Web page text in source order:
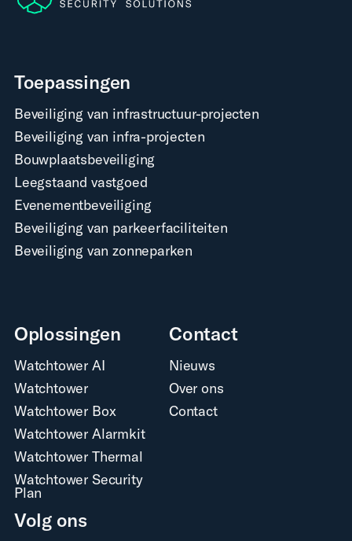
Toepassingen
Beveiliging van infrastructuur-projecten
Beveiliging van infra-projecten
Bouwplaatsbeveiliging
Leegstaand vastgoed
Evenementbeveiliging
Beveiliging van parkeerfaciliteiten
Beveiliging van zonneparken
Oplossingen
Watchtower AI
Watchtower
Watchtower Box
Watchtower Alarmkit
Watchtower Thermal
Watchtower Security
Plan
Contact
Nieuws
Over ons
Contact
Volg ons